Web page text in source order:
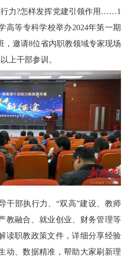
力?怎样发挥党建引领作用……1
高等专科学校举办2024年第一期
，邀请8位省内职教领域专家现场
上干部参训。
干部执行力、“双高”建设、教师
教融合、就业创业、财务管理等
读职教政策文件，详细分享经验
动、数据精准，帮助大家刷新理